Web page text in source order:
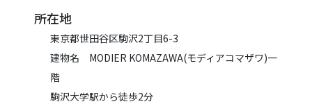
所在地
東京都世田谷区駒沢2丁目6-3
建物名 MODIER KOMAZAWA(モディアコマザワ)一
階
駒沢大学駅から徒歩2分